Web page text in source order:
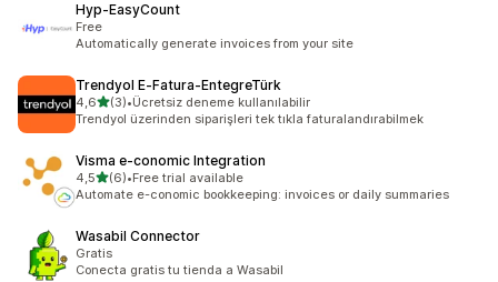
Hyp‑EasyCount
Free
Automatically generate invoices from your site
Trendyol E‑Fatura‑EntegreTürk
4,65 yıldız üzerinden
(3)
toplam 3 değerlendirme
•Ücretsiz deneme kullanılabilir
Trendyol üzerinden siparişleri tek tıkla faturalandırabilmek
Visma e‑conomic Integration
4,55 yıldız üzerinden
(6)
toplam 6 değerlendirme
•Free trial available
Automate e-conomic bookkeeping: invoices or daily summaries
Wasabil Connector
Gratis
Conecta gratis tu tienda a Wasabil